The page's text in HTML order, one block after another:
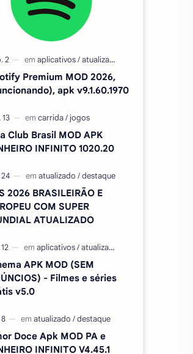
Premium MOD 2026,
apk v9.1.60.1970
Club Brasil MOD APK
INFINITO 1020.20
2026 BRASILEIRÃO E
COM SUPER
ATUALIZADO
APK MOD (SEM
- Filmes e séries
v5.0
Doce Apk MOD PA e
INFINITO V4.45.1